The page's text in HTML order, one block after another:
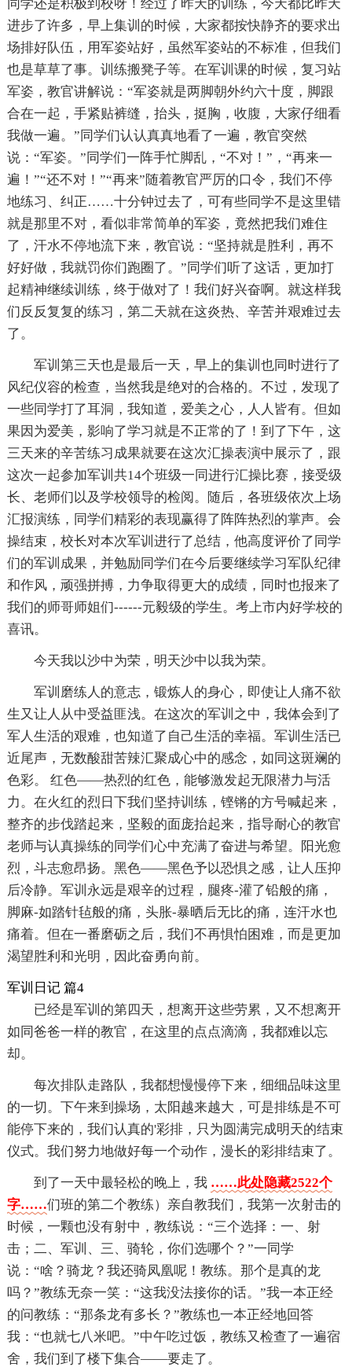
同学还是积极到校呀！经过了昨天的训练，今天都比昨天
进步了许多，早上集训的时候，大家都按快静齐的要求出
场排好队伍，用军姿站好，虽然军姿站的不标准，但我们
也是草草了事。训练搬凳子等。在军训课的时候，复习站
军姿，教官讲解说：“军姿就是两脚朝外约六十度，脚跟
合在一起，手紧贴裤缝，抬头，挺胸，收腹，大家仔细看
我做一遍。”同学们认认真真地看了一遍，教官突然
说：“军姿。”同学们一阵手忙脚乱，“不对！”，“再来一
遍！”“还不对！”“再来”随着教官严厉的口令，我们不停
地练习、纠正……十分钟过去了，可有些同学不是这里错
就是那里不对，看似非常简单的军姿，竟然把我们难住
了，汗水不停地流下来，教官说：“坚持就是胜利，再不
好好做，我就罚你们跑圈了。”同学们听了这话，更加打
起精神继续训练，终于做对了！我们好兴奋啊。就这样我
们反反复复的练习，第二天就在这炎热、辛苦并艰难过去
了。
军训第三天也是最后一天，早上的集训也同时进行了
风纪仪容的检查，当然我是绝对的合格的。不过，发现了
一些同学打了耳洞，我知道，爱美之心，人人皆有。但如
果因为爱美，影响了学习就是不正常的了！到了下午，这
三天来的辛苦练习成果就要在这次汇操表演中展示了，跟
这次一起参加军训共14个班级一同进行汇操比赛，接受级
长、老师们以及学校领导的检阅。随后，各班级依次上场
汇报演练，同学们精彩的表现赢得了阵阵热烈的掌声。会
操结束，校长对本次军训进行了总结，他高度评价了同学
们的军训成果，并勉励同学们在今后要继续学习军队纪律
和作风，顽强拼搏，力争取得更大的成绩，同时也报来了
我们的师哥师姐们------元毅级的学生。考上市内好学校的
喜讯。
今天我以沙中为荣，明天沙中以我为荣。
军训磨练人的意志，锻炼人的身心，即使让人痛不欲
生又让人从中受益匪浅。在这次的军训之中，我体会到了
军人生活的艰难，也知道了自己生活的幸福。军训生活已
近尾声，无数酸甜苦辣汇聚成心中的感念，如同这斑斓的
色彩。 红色——热烈的红色，能够激发起无限潜力与活
力。在火红的烈日下我们坚持训练，铿锵的方号喊起来，
整齐的步伐踏起来，坚毅的面庞抬起来，指导耐心的教官
老师与认真操练的同学们心中充满了奋进与希望。阳光愈
烈，斗志愈昂扬。黑色——黑色予以恐惧之感，让人压抑
后冷静。军训永远是艰辛的过程，腿疼-灌了铅般的痛，
脚麻-如踏针毡般的痛，头胀-暴晒后无比的痛，连汗水也
痛着。但在一番磨砺之后，我们不再惧怕困难，而是更加
渴望胜利和光明，因此奋勇向前。
军训日记 篇4
已经是军训的第四天，想离开这些劳累，又不想离开
如同爸爸一样的教官，在这里的点点滴滴，我都难以忘
却。
每次排队走路队，我都想慢慢停下来，细细品味这里
的一切。下午来到操场，太阳越来越大，可是排练是不可
能停下来的，我们认真的'彩排，只为圆满完成明天的结束
仪式。我们努力地做好每一个动作，漫长的彩排结束了。
到了一天中最轻松的晚上，我 ……此处隐藏2522个
字……们班的第二个教练）亲自教我们，我第一次射击的
时候，一颗也没有射中，教练说：“三个选择：一、射
击；二、军训、三、骑轮，你们选哪个？”一同学
说：“啥？骑龙？我还骑凤凰呢！教练。那个是真的龙
吗？”教练无奈一笑：“这我没法接你的话。”我一本正经
的问教练：“那条龙有多长？”教练也一本正经地回答
我：“也就七八米吧。”中午吃过饭，教练又检查了一遍宿
舍，我们到了楼下集合——要走了。